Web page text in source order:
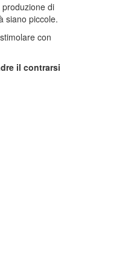
di
siano piccole.
con
il contrarsi